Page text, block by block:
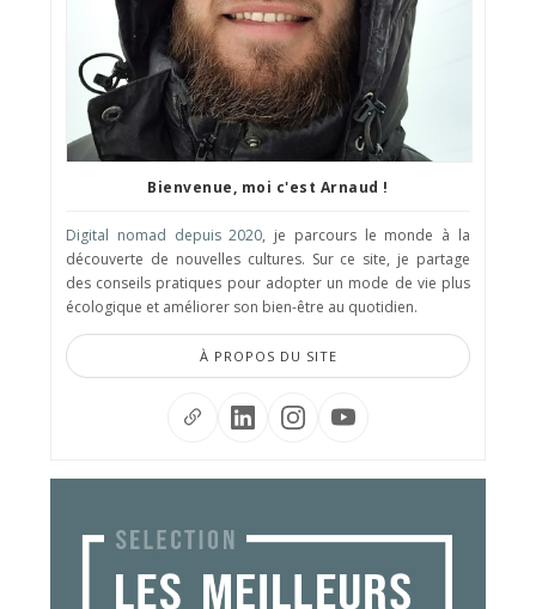
Bienvenue, moi c'est Arnaud !
Digital nomad depuis 2020, je parcours le monde à la
découverte de nouvelles cultures. Sur ce site, je partage
des conseils pratiques pour adopter un mode de vie plus
écologique et améliorer son bien-être au quotidien.
À PROPOS DU SITE